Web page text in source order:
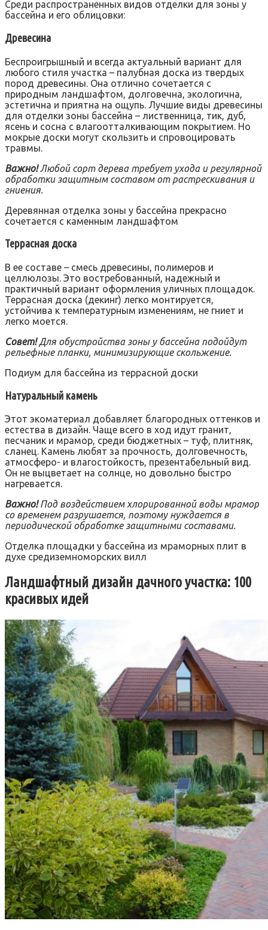
Среди распространенных видов отделки для зоны у
бассейна и его облицовки:
Древесина
Беспроигрышный и всегда актуальный вариант для
любого стиля участка – палубная доска из твердых
пород древесины. Она отлично сочетается с
природным ландшафтом, долговечна, экологична,
эстетична и приятна на ощупь. Лучшие виды древесины
для отделки зоны бассейна – лиственница, тик, дуб,
ясень и сосна с влагоотталкивающим покрытием. Но
мокрые доски могут скользить и спровоцировать
травмы.
Важно! Любой сорт дерева требует ухода и регулярной
обработки защитным составом от растрескивания и
гниения.
Деревянная отделка зоны у бассейна прекрасно
сочетается с каменным ландшафтом
Террасная доска
В ее составе – смесь древесины, полимеров и
целлюлозы. Это востребованный, надежный и
практичный вариант оформления уличных площадок.
Террасная доска (декинг) легко монтируется,
устойчива к температурным изменениям, не гниет и
легко моется.
Совет! Для обустройства зоны у бассейна подойдут
рельефные планки, минимизирующие скольжение.
Подиум для бассейна из террасной доски
Натуральный камень
Этот экоматериал добавляет благородных оттенков и
естества в дизайн. Чаще всего в ход идут гранит,
песчаник и мрамор, среди бюджетных – туф, плитняк,
сланец. Камень любят за прочность, долговечность,
атмосферо- и влагостойкость, презентабельный вид.
Он не выцветает на солнце, но довольно быстро
нагревается.
Важно! Под воздействием хлорированной воды мрамор
со временем разрушается, поэтому нуждается в
периодической обработке защитными составами.
Отделка площадки у бассейна из мраморных плит в
духе средиземноморских вилл
Ландшафтный дизайн дачного участка: 100
красивых идей